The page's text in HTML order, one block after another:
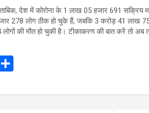
देश में कोरोना के 1 लाख 05 हजार 691
278 लोग ठीक हो चुके हैं, जबकि 3 करोड़ 41
लोगों की मौत हो चुकी है। टीकाकरण की बात करें तो
ar